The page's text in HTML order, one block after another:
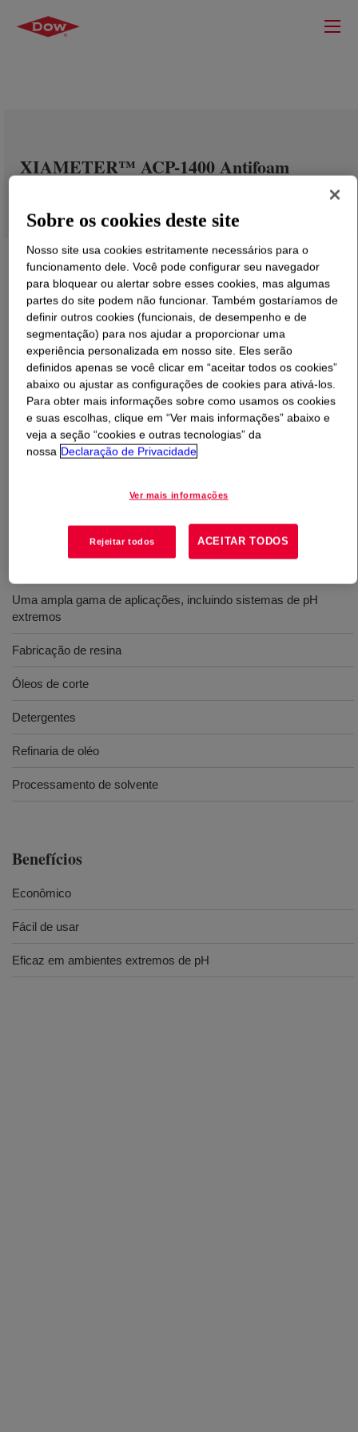
XIAMETER™ ACP-1400 Antifoam
O que éXIAMETER™ ACP-1400 Antifoam
Compound?
Agente de controle de espuma de silicone 100% ativo
nos detergentes, sistemas de pH extremos, óleos de
Uma ampla gama de aplicações, incluindo sistemas de pH
extremos
Fabricação de resina
Óleos de corte
Detergentes
Refinaria de oléo
Processamento de solvente
Benefícios
Econômico
Fácil de usar
Eficaz em ambientes extremos de pH
Sobre os cookies deste site
Nosso site usa cookies estritamente necessários para o
funcionamento dele. Você pode configurar seu navegador
para bloquear ou alertar sobre esses cookies, mas algumas
partes do site podem não funcionar. Também gostaríamos de
definir outros cookies (funcionais, de desempenho e de
segmentação) para nos ajudar a proporcionar uma
experiência personalizada em nosso site. Eles serão
definidos apenas se você clicar em “aceitar todos os cookies”
abaixo ou ajustar as configurações de cookies para ativá-los.
Para obter mais informações sobre como usamos os cookies
e suas escolhas, clique em “Ver mais informações” abaixo e
veja a seção “cookies e outras tecnologias” da
nossa Declaração de Privacidade
Ver mais informações
Rejeitar todos ACEITAR TODOS